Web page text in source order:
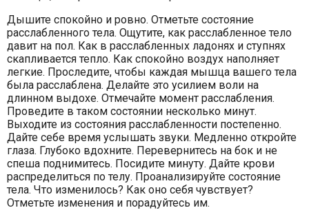
Дышите спокойно и ровно. Отметьте состояние
расслабленного тела. Ощутите, как расслабленное тело
давит на пол. Как в расслабленных ладонях и ступнях
скапливается тепло. Как спокойно воздух наполняет
легкие. Проследите, чтобы каждая мышца вашего тела
была расслаблена. Делайте это усилием воли на
длинном выдохе. Отмечайте момент расслабления.
Проведите в таком состоянии несколько минут.
Выходите из состояния расслабленности постепенно.
Дайте себе время услышать звуки. Медленно откройте
глаза. Глубоко вдохните. Перевернитесь на бок и не
спеша поднимитесь. Посидите минуту. Дайте крови
распределиться по телу. Проанализируйте состояние
тела. Что изменилось? Как оно себя чувствует?
Отметьте изменения и порадуйтесь им.